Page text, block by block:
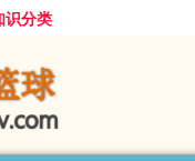
识分类